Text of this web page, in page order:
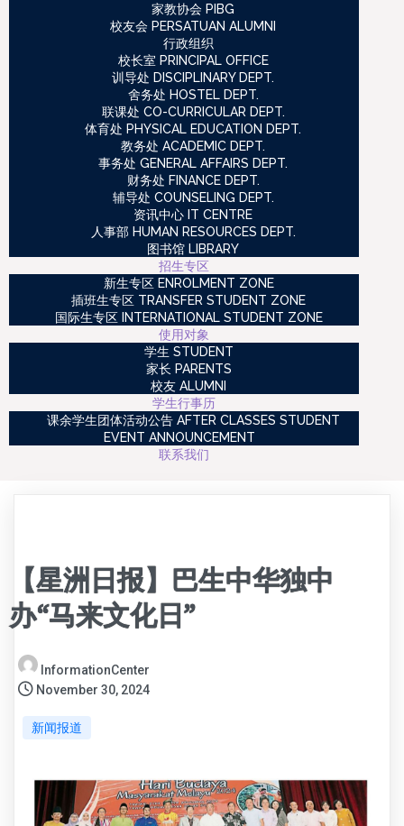
家教协会 PIBG
校友会 PERSATUAN ALUMNI
行政组织
校长室 PRINCIPAL OFFICE
训导处 DISCIPLINARY DEPT.
舍务处 HOSTEL DEPT.
联课处 CO-CURRICULAR DEPT.
体育处 PHYSICAL EDUCATION DEPT.
教务处 ACADEMIC DEPT.
事务处 GENERAL AFFAIRS DEPT.
财务处 FINANCE DEPT.
辅导处 COUNSELING DEPT.
资讯中心 IT CENTRE
人事部 HUMAN RESOURCES DEPT.
图书馆 LIBRARY
招生专区
新生专区 ENROLMENT ZONE
插班生专区 TRANSFER STUDENT ZONE
国际生专区 INTERNATIONAL STUDENT ZONE
使用对象
学生 STUDENT
家长 PARENTS
校友 ALUMNI
学生行事历
课余学生团体活动公告 AFTER CLASSES STUDENT
EVENT ANNOUNCEMENT
联系我们
【星洲日报】巴生中华独中
办“马来文化日”
InformationCenter
November 30, 2024
新闻报道